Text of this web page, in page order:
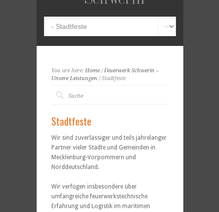
You are here: Home/Feuerwerk Schwerin –
Unsere Leistungen / Stadtfeste
Stadtfeste
Wir sind zuverlässiger und teils jahrelanger
Partner vieler Städte und Gemeinden in
Mecklenburg-Vorpommern und
Norddeutschland.
Wir verfügen insbesondere über
umfangreiche feuerwerkstechnische
Erfahrung und Logistik im maritimen